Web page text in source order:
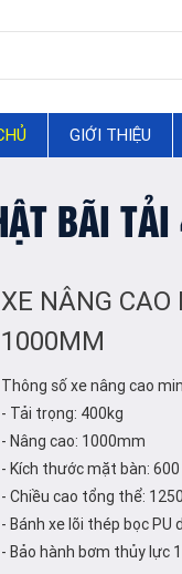
GIỚI THIỆU
BÃI
XE NÂNG
1000MM
Thông số xe nâng cao
- Tải trọng: 400kg
- Nâng cao: 1000mm
- Kích thước mặt bàn:
- Chiều cao tổng thể:
- Bánh xe lõi thép bọc PU
- Bảo hành bơm thủy lực